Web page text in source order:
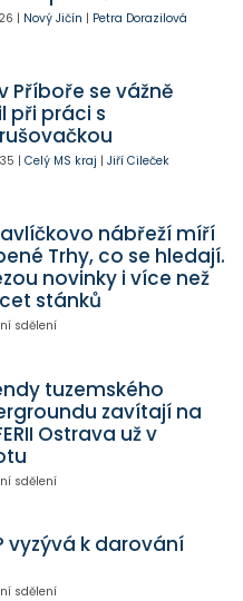
| Nový Jičín | Petra Dorazilová
Příboře se vážně
při práci s
| Celý MS kraj | Jiří Cileček
nábřeží míří
Trhy, co se hledají.
novinky i více než
stánků
sdělení
tuzemského
zavítají na
Ostrava už v
sdělení
vyzývá k darování
sdělení